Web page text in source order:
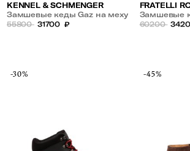
KENNEL & SCHMENGER
Замшевые кеды Gaz на меху
55800 31700 ₽
FRATELLI
Замшевые
60200
-30% -45%